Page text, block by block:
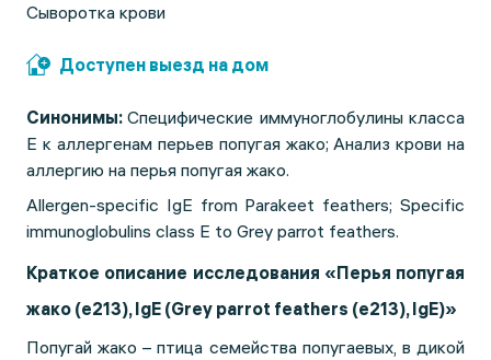
Сыворотка крови
Доступен выезд на дом
Синонимы:Специфические иммуноглобулины класса
Е к аллергенам перьев попугая жако; Анализ крови на
аллергию на перья попугая жако.
Allergen-specific IgE from Parakeet feathers; Specific
immunoglobulins class E to Grey parrot feathers.
Краткое описание исследования «Перья попугая
жако (e213), IgE (Grey parrot feathers (e213), IgE)»
Попугай жако – птица семейства попугаевых, в дикой